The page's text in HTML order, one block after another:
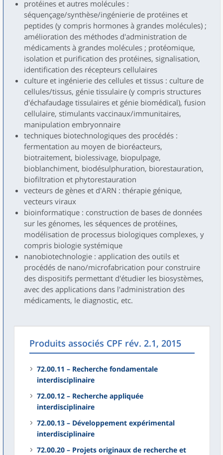
protéines et autres molécules :
séquençage/synthèse/ingénierie de protéines et
peptides (y compris hormones à grandes molécules) ;
amélioration des méthodes d'administration de
médicaments à grandes molécules ; protéomique,
isolation et purification des protéines, signalisation,
identification des récepteurs cellulaires
culture et ingénierie des cellules et tissus : culture de
cellules/tissus, génie tissulaire (y compris structures
d'échafaudage tissulaires et génie biomédical), fusion
cellulaire, stimulants vaccinaux/immunitaires,
manipulation embryonnaire
techniques biotechnologiques des procédés :
fermentation au moyen de bioréacteurs,
biotraitement, biolessivage, biopulpage,
bioblanchiment, biodésulphuration, biorestauration,
biofiltration et phytorestauration
vecteurs de gènes et d'ARN : thérapie génique,
vecteurs viraux
bioinformatique : construction de bases de données
sur les génomes, les séquences de protéines,
modélisation de processus biologiques complexes, y
compris biologie systémique
nanobiotechnologie : application des outils et
procédés de nano/microfabrication pour construire
des dispositifs permettant d'étudier les biosystèmes,
avec des applications dans l'administration des
médicaments, le diagnostic, etc.
Produits associés CPF rév. 2.1, 2015
72.00.11 – Recherche fondamentale
interdisciplinaire
72.00.12 – Recherche appliquée
interdisciplinaire
72.00.13 – Développement expérimental
interdisciplinaire
72.00.20 – Projets originaux de recherche et